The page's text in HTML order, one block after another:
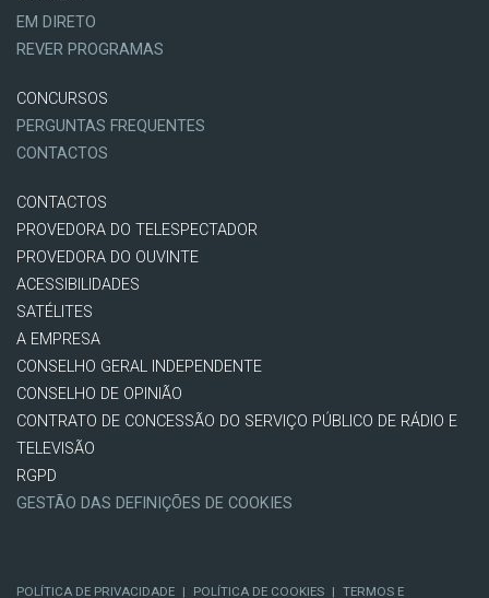
EM DIRETO
REVER PROGRAMAS
CONCURSOS
PERGUNTAS FREQUENTES
CONTACTOS
CONTACTOS
PROVEDORA DO TELESPECTADOR
PROVEDORA DO OUVINTE
ACESSIBILIDADES
SATÉLITES
A EMPRESA
CONSELHO GERAL INDEPENDENTE
CONSELHO DE OPINIÃO
CONTRATO DE CONCESSÃO DO SERVIÇO PÚBLICO DE RÁDIO E
TELEVISÃO
RGPD
GESTÃO DAS DEFINIÇÕES DE COOKIES
POLÍTICA DE PRIVACIDADE | POLÍTICA DE COOKIES | TERMOS E